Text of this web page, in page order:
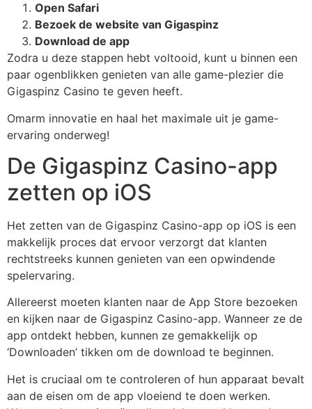
Open Safari
Bezoek de website van Gigaspinz
Download de app
Zodra u deze stappen hebt voltooid, kunt u binnen een
paar ogenblikken genieten van alle game-plezier die
Gigaspinz Casino te geven heeft.
Omarm innovatie en haal het maximale uit je game-
ervaring onderweg!
De Gigaspinz Casino-app
zetten op iOS
Het zetten van de Gigaspinz Casino-app op iOS is een
makkelijk proces dat ervoor verzorgt dat klanten
rechtstreeks kunnen genieten van een opwindende
spelervaring.
Allereerst moeten klanten naar de App Store bezoeken
en kijken naar de Gigaspinz Casino-app. Wanneer ze de
app ontdekt hebben, kunnen ze gemakkelijk op
‘Downloaden’ tikken om de download te beginnen.
Het is cruciaal om te controleren of hun apparaat bevalt
aan de eisen om de app vloeiend te doen werken.